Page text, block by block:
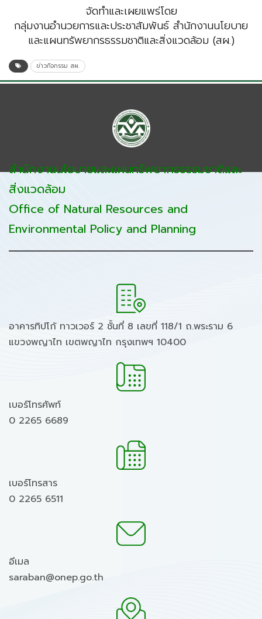
จัดทำและเผยแพร่โดย
กลุ่มงานอำนวยการและประชาสัมพันธ์ สำนักงานนโยบาย
และแผนทรัพยากรธรรมชาติและสิ่งแวดล้อม (สผ.)
ข่าวกิจกรรม สผ.
สำนักงานนโยบายและแผนทรัพยากรธรรมชาติและ
สิ่งแวดล้อม
Office of Natural Resources and
Environmental Policy and Planning
อาคารทิปโก้ ทาวเวอร์ 2 ชั้นที่ 8 เลขที่ 118/1 ถ.พระราม 6
แขวงพญาไท เขตพญาไท กรุงเทพฯ 10400
เบอร์โทรศัพท์
0 2265 6689
เบอร์โทรสาร
0 2265 6511
อีเมล
saraban@onep.go.th